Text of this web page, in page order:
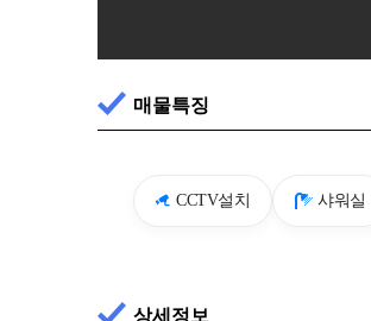
매물특징
CCTV설치 샤워실
상세정보